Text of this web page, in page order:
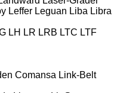
Leffer Leguan Liba Libra
LH LR LRB LTC LTF
Comansa Link-Belt